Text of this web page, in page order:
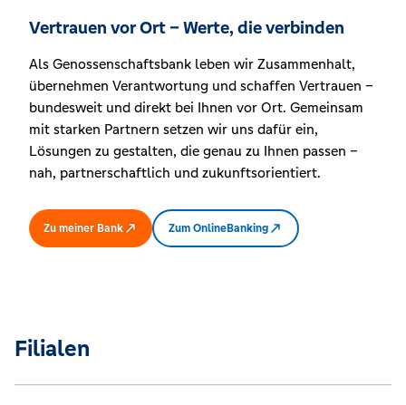
Vertrauen vor Ort – Werte, die verbinden
Als Genossenschaftsbank leben wir Zusammenhalt,
übernehmen Verantwortung und schaffen Vertrauen –
bundesweit und direkt bei Ihnen vor Ort. Gemeinsam
mit starken Partnern setzen wir uns dafür ein,
Lösungen zu gestalten, die genau zu Ihnen passen –
nah, partnerschaftlich und zukunftsorientiert.
Zu meiner Bank Zum OnlineBanking
Filialen